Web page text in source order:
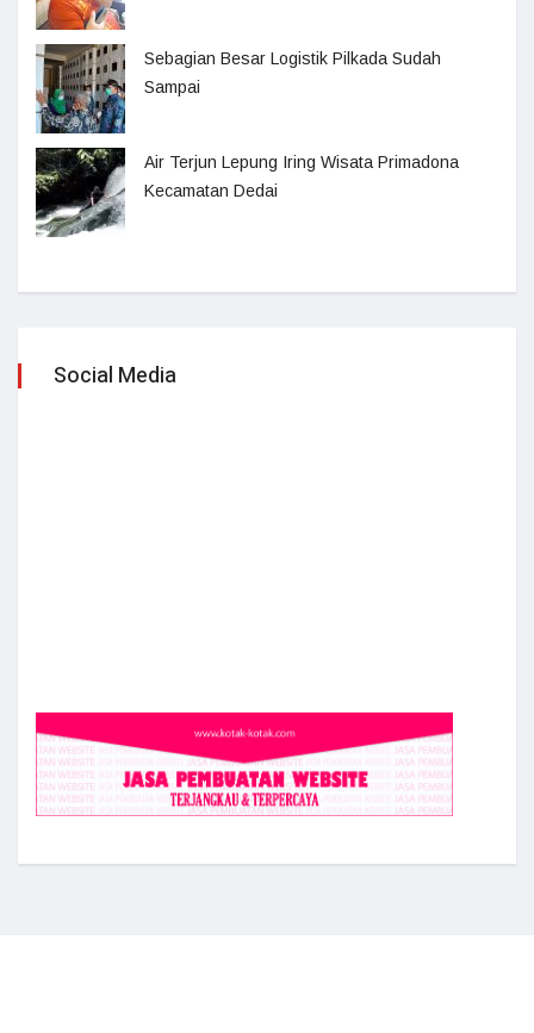
Sebagian Besar Logistik Pilkada Sudah
Sampai
Air Terjun Lepung Iring Wisata Primadona
Kecamatan Dedai
Social Media